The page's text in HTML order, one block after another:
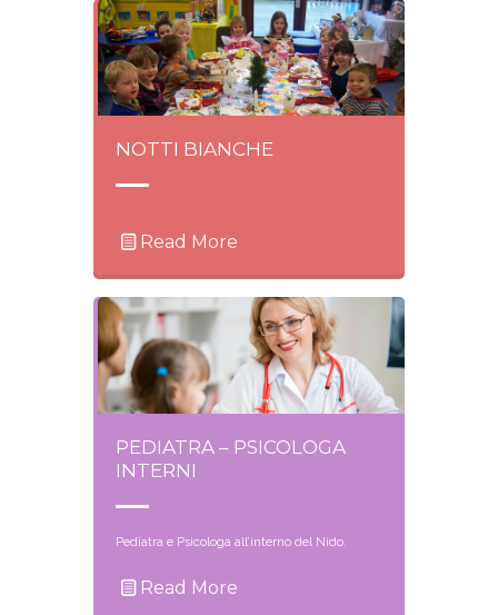
NOTTI BIANCHE
Read More
PEDIATRA – PSICOLOGA
INTERNI
Pediatra e Psicologa all’interno del Nido.
Read More